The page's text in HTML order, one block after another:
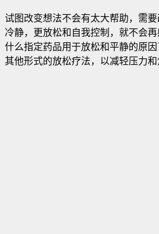
试图改变想法不会有太大帮助，需
冷静，更放松和自我控制，就不会
什么指定药品用于放松和平静的原
其他形式的放松疗法，以减轻压力和